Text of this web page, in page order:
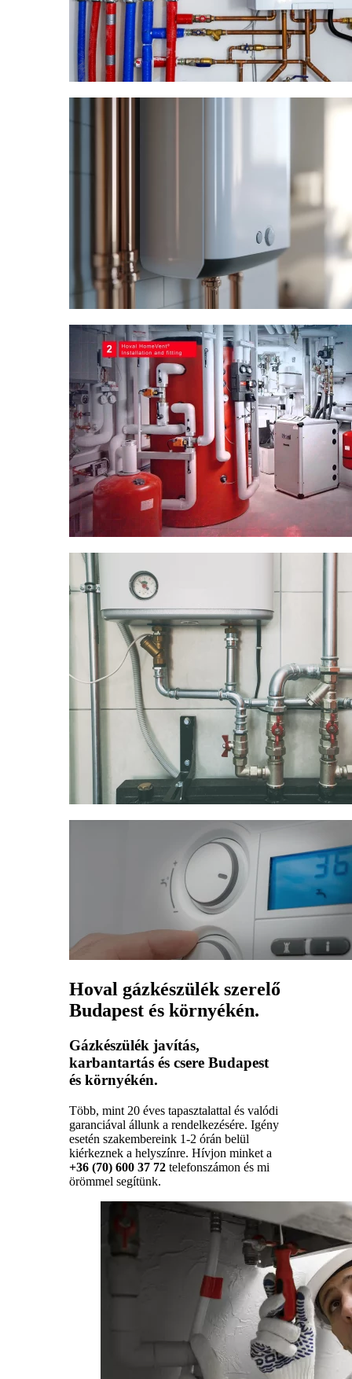
Hoval gázkészülék szerelő
Budapest és környékén.
Gázkészülék javítás,
karbantartás és csere Budapest
és környékén.
Több, mint 20 éves tapasztalattal és valódi
garanciával állunk a rendelkezésére. Igény
esetén szakembereink 1-2 órán belül
kiérkeznek a helyszínre. Hívjon minket a
+36 (70) 600 37 72 telefonszámon és mi
örömmel segítünk.